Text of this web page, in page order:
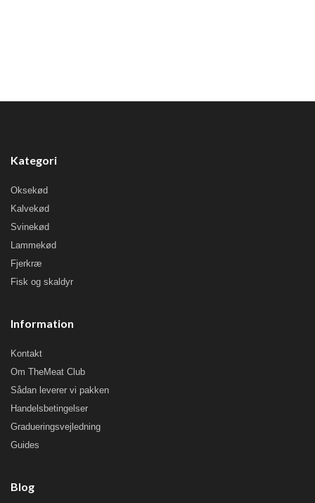
Kategori
Oksekød
Kalvekød
Svinekød
Lammekød
Fjerkræ
Fisk og skaldyr
Information
Kontakt
Om TheMeat Club
Sådan leverer vi pakken
Handelsbetingelser
Gradueringsvejledning
Guides
Blog